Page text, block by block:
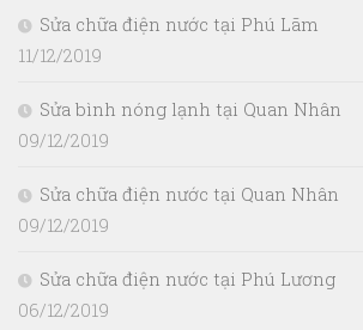
Sửa chữa điện nước tại Phú Lãm
11/12/2019
Sửa bình nóng lạnh tại Quan Nhân
09/12/2019
Sửa chữa điện nước tại Quan Nhân
09/12/2019
Sửa chữa điện nước tại Phú Lương
06/12/2019